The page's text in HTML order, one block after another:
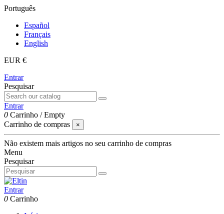
Português
Español
Français
English
EUR €
Entrar
Pesquisar
Entrar
0 Carrinho /Empty
Carrinho de compras
×
Não existem mais artigos no seu carrinho de compras
Menu
Pesquisar
Entrar
0 Carrinho